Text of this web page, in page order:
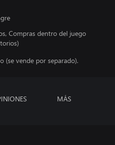
Compras dentro del juego
(se vende por separado).
MÁS